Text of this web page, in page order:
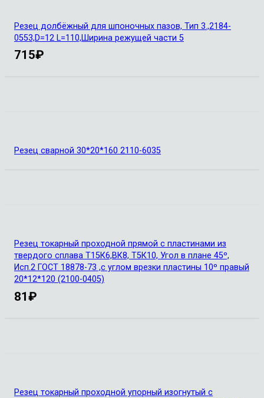
Резец долбёжный для шпоночных пазов, Тип 3.,2184-
0553,D=12 L=110,Ширина режущей части 5
715₽
Резец сварной 30*20*160 2110-6035
Резец токарный проходной прямой с пластинами из
твердого сплава Т15К6,ВК8, Т5К10, Угол в плане 45º,
Исп.2 ГОСТ 18878-73 ,с углом врезки пластины 10º правый
20*12*120 (2100-0405)
81₽
Резец токарный проходной упорный изогнутый с